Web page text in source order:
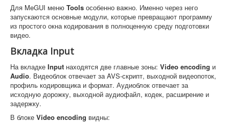
Для MeGUI меню Tools особенно важно. Именно через него
запускаются основные модули, которые превращают программу
из простого окна кодирования в полноценную среду подготовки
видео.
Вкладка Input
На вкладке Input находятся две главные зоны: Video encoding и
Audio. Видеоблок отвечает за AVS-скрипт, выходной видеопоток,
профиль кодировщика и формат. Аудиоблок отвечает за
исходную дорожку, выходной аудиофайл, кодек, расширение и
задержку.
В блоке Video encoding видны: